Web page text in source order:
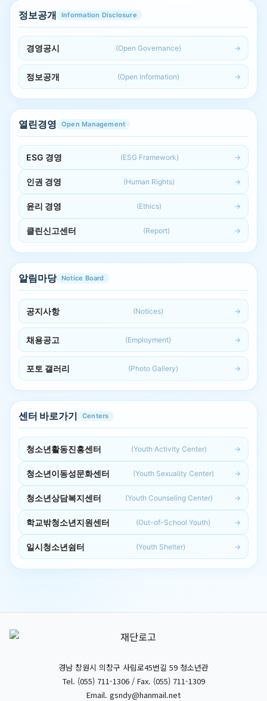
정보공개 Information Disclosure
경영공시 (Open Governance)
정보공개 (Open Information)
열린경영 Open Management
ESG 경영 (ESG Framework)
인권 경영 (Human Rights)
윤리 경영 (Ethics)
클린신고센터 (Report)
알림마당 Notice Board
공지사항 (Notices)
채용공고 (Employment)
포토 갤러리 (Photo Gallery)
센터 바로가기 Centers
청소년활동진흥센터 (Youth Activity Center)
청소년이동성문화센터 (Youth Sexuality Center)
청소년상담복지센터 (Youth Counseling Center)
학교밖청소년지원센터 (Out-of-School Youth)
일시청소년쉼터 (Youth Shelter)
경남 창원시 의창구 사림로45번길 59 청소년관
Tel. (055) 711-1306 / Fax. (055) 711-1309
Email. gsndy@hanmail.net